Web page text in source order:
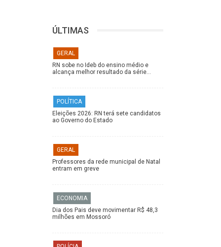
ÚLTIMAS
GERAL
RN sobe no Ideb do ensino médio e
alcança melhor resultado da série…
POLÍTICA
Eleições 2026: RN terá sete candidatos
ao Governo do Estado
GERAL
Professores da rede municipal de Natal
entram em greve
ECONOMIA
Dia dos Pais deve movimentar R$ 48,3
milhões em Mossoró